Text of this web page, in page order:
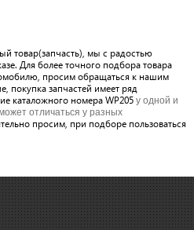
товар(запчасть), мы с радостью
Для более точного подбора товара
просим обращаться к нашим
покупка запчастей имеет ряд
каталожного номера WP205 у одной и
отличаться у разных
просим, при подборе пользоваться